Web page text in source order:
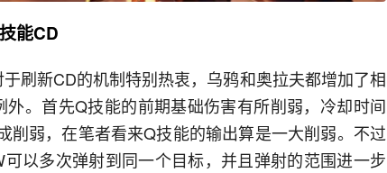
能CD
刷新CD的机制特别热衷，乌鸦和奥拉夫都增加了相
。首先Q技能的前期基础伤害有所削弱，冷却时间
削弱，在笔者看来Q技能的输出算是一大削弱。不过
以多次弹射到同一个目标，并且弹射的范围进一步